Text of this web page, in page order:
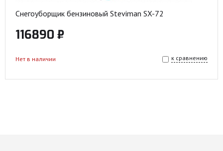
Снегоуборщик бензиновый Steviman SX-72
116890 ₽
к сравнению
Нет в наличии